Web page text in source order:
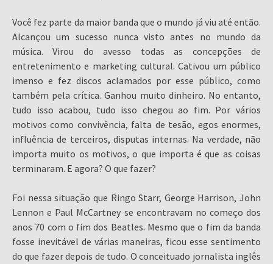
Você fez parte da maior banda que o mundo já viu até então.
Alcançou um sucesso nunca visto antes no mundo da
música. Virou do avesso todas as concepções de
entretenimento e marketing cultural. Cativou um público
imenso e fez discos aclamados por esse público, como
também pela crítica. Ganhou muito dinheiro. No entanto,
tudo isso acabou, tudo isso chegou ao fim. Por vários
motivos como convivência, falta de tesão, egos enormes,
influência de terceiros, disputas internas. Na verdade, não
importa muito os motivos, o que importa é que as coisas
terminaram. E agora? O que fazer?
Foi nessa situação que Ringo Starr, George Harrison, John
Lennon e Paul McCartney se encontravam no começo dos
anos 70 com o fim dos Beatles. Mesmo que o fim da banda
fosse inevitável de várias maneiras, ficou esse sentimento
do que fazer depois de tudo. O conceituado jornalista inglês